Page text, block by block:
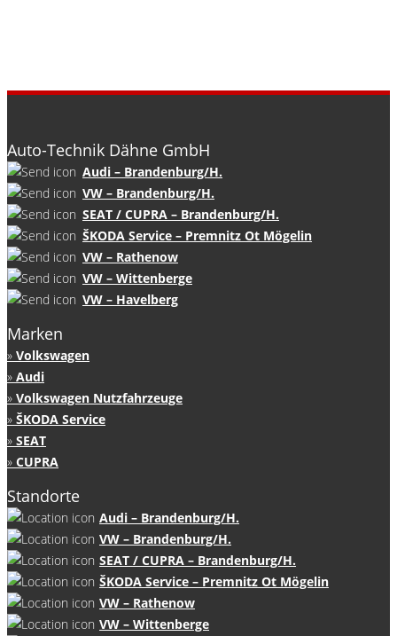
Auto-Technik Dähne GmbH
Audi – Brandenburg/H.
VW – Brandenburg/H.
SEAT / CUPRA – Brandenburg/H.
ŠKODA Service – Premnitz Ot Mögelin
VW – Rathenow
VW – Wittenberge
VW – Havelberg
Marken
Volkswagen
Audi
Volkswagen Nutzfahrzeuge
ŠKODA Service
SEAT
CUPRA
Standorte
Audi – Brandenburg/H.
VW – Brandenburg/H.
SEAT / CUPRA – Brandenburg/H.
ŠKODA Service – Premnitz Ot Mögelin
VW – Rathenow
VW – Wittenberge